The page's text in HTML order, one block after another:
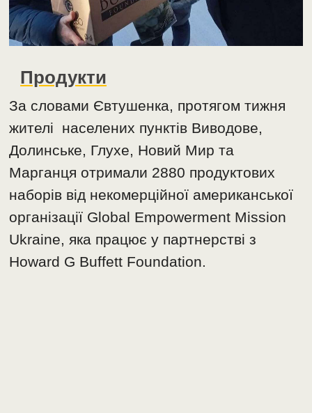
Продукти
За словами Євтушенка, протягом тижня
жителі населених пунктів Виводове,
Долинське, Глухе, Новий Мир та
Марганця отримали 2880 продуктових
наборів від некомерційної американської
організації Global Empowerment Mission
Ukraine, яка працює у партнерстві з
Howard G Buffett Foundation.